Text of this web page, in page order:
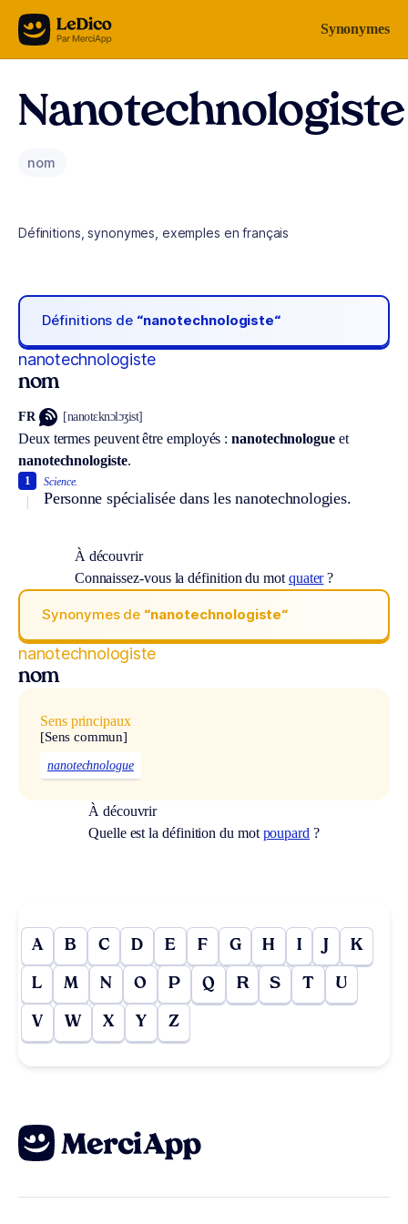
Aller au contenu Synonymes
Nanotechnologiste
nom
Définitions, synonymes, exemples en français
Définitions de “nanotechnologiste“
nanotechnologiste
nom
FR [nanotɛknɔlɔʒist]
Deux termes peuvent être employés :nanotechnologueet
nanotechnologiste.
Science.
Personne spécialisée dans les nanotechnologies.
1
À découvrir
Connaissez-vous la définition du mot quater?
Synonymes de “nanotechnologiste“
nanotechnologiste
nom
Sens principaux
[Sens commun]
nanotechnologue
À découvrir
Quelle est la définition du mot poupard ?
A B C D E F G H I J K
L M N O P Q R S T U
V W X Y Z